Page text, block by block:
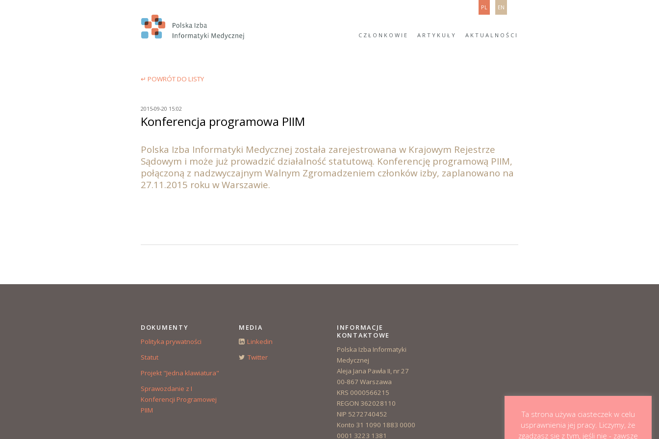
PL EN
CZŁONKOWIE ARTYKUŁY AKTUALNOŚCI
↵ POWRÓT DO LISTY
2015-09-20 15:02
Konferencja programowa PIIM
Polska Izba Informatyki Medycznej została zarejestrowana w Krajowym Rejestrze
Sądowym i może już prowadzić działalność statutową. Konferencję programową PIIM,
połączoną z nadzwyczajnym Walnym Zgromadzeniem członków izby, zaplanowano na
27.11.2015 roku w Warszawie.
DOKUMENTY
Polityka prywatności
Statut
Projekt "Jedna klawiatura"
Sprawozdanie z I
Konferencji Programowej
PIIM
MEDIA
Linkedin
Twitter
INFORMACJE
KONTAKTOWE
Polska Izba Informatyki
Medycznej
Aleja Jana Pawła II, nr 27
00-867 Warszawa
KRS 0000566215
REGON 362028110
NIP 5272740452
Konto 31 1090 1883 0000
0001 3223 1381
Ta strona używa ciasteczek w celu
usprawnienia jej pracy. Liczymy, że
zgadzasz się z tym, jeśli nie - zawsze